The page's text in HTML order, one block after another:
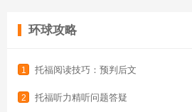
环球攻略
1 托福阅读技巧：预判后文
2 托福听力精听问题答疑